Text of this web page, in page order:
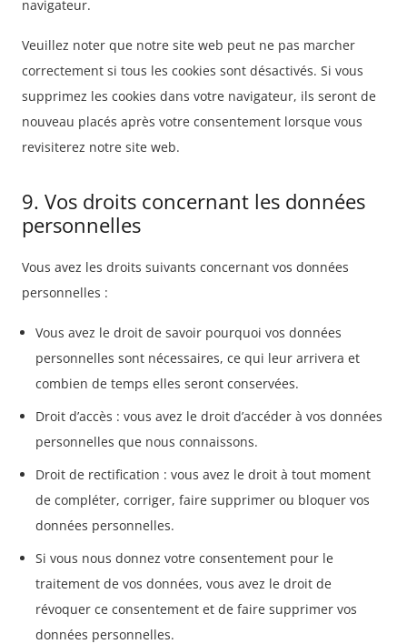
navigateur.
Veuillez noter que notre site web peut ne pas marcher
correctement si tous les cookies sont désactivés. Si vous
supprimez les cookies dans votre navigateur, ils seront de
nouveau placés après votre consentement lorsque vous
revisiterez notre site web.
9. Vos droits concernant les données
personnelles
Vous avez les droits suivants concernant vos données
personnelles :
Vous avez le droit de savoir pourquoi vos données
personnelles sont nécessaires, ce qui leur arrivera et
combien de temps elles seront conservées.
Droit d’accès : vous avez le droit d’accéder à vos données
personnelles que nous connaissons.
Droit de rectification : vous avez le droit à tout moment
de compléter, corriger, faire supprimer ou bloquer vos
données personnelles.
Si vous nous donnez votre consentement pour le
traitement de vos données, vous avez le droit de
révoquer ce consentement et de faire supprimer vos
données personnelles.